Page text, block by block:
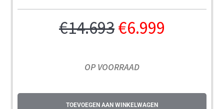
€14.693€6.999
OP VOORRAAD
TOEVOEGEN AAN WINKELWAGEN